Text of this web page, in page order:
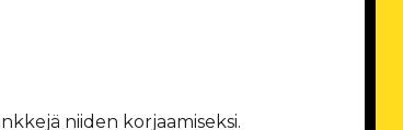
niiden korjaamiseksi.